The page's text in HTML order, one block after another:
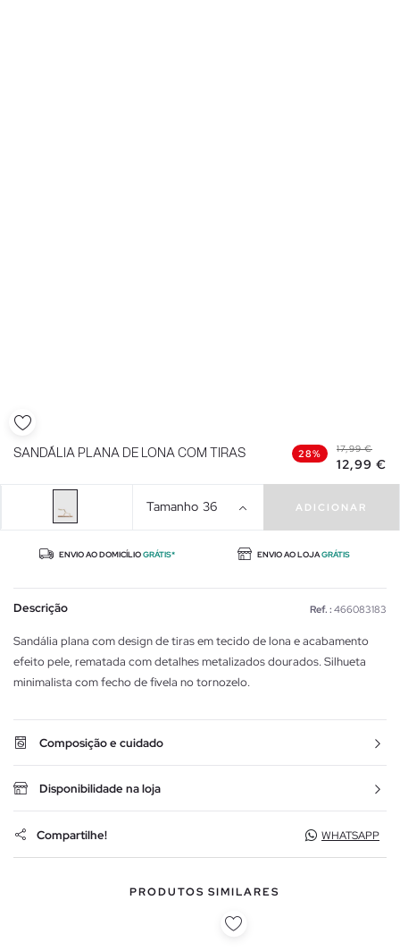
SANDÁLIA PLANA DE LONA COM TIRAS 28% 17,99 €
12,99 €
Tamanho 36 ADICIONAR
ENVIO AO DOMICÍLIOGRÁTIS* ENVIO AO LOJAGRÁTIS
Descrição Ref. : 466083183
Sandália plana com design de tiras em tecido de lona e acabamento
efeito pele, rematada com detalhes metalizados dourados. Silhueta
minimalista com fecho de fivela no tornozelo.
Composição e cuidado
Disponibilidade na loja
Compartilhe! WHATSAPP
PRODUTOS SIMILARES